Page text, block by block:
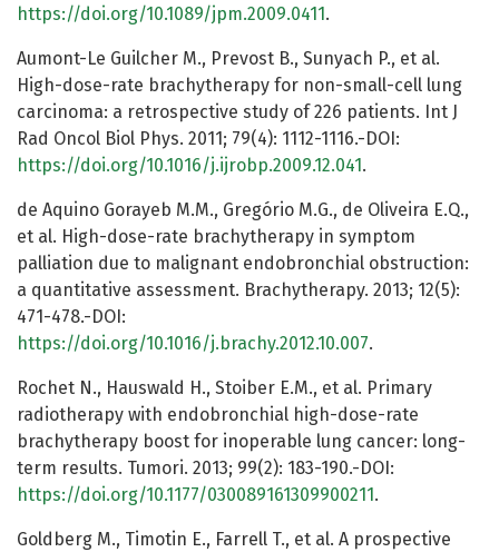
https://doi.org/10.1089/jpm.2009.0411 .
Aumont-Le Guilcher M., Prevost B., Sunyach P., et al.
High-dose-rate brachytherapy for non-small-cell lung
carcinoma: a retrospective study of 226 patients. Int J
Rad Oncol Biol Phys. 2011; 79(4): 1112-1116.-DOI:
https://doi.org/10.1016/j.ijrobp.2009.12.041 .
de Aquino Gorayeb M.M., Gregório M.G., de Oliveira E.Q.,
et al. High-dose-rate brachytherapy in symptom
palliation due to malignant endobronchial obstruction:
a quantitative assessment. Brachytherapy. 2013; 12(5):
471-478.-DOI:
https://doi.org/10.1016/j.brachy.2012.10.007.
Rochet N., Hauswald H., Stoiber E.M., et al. Primary
radiotherapy with endobronchial high-dose-rate
brachytherapy boost for inoperable lung cancer: long-
term results. Tumori. 2013; 99(2): 183-190.-DOI:
https://doi.org/10.1177/030089161309900211 .
Goldberg M., Timotin E., Farrell T., et al. A prospective